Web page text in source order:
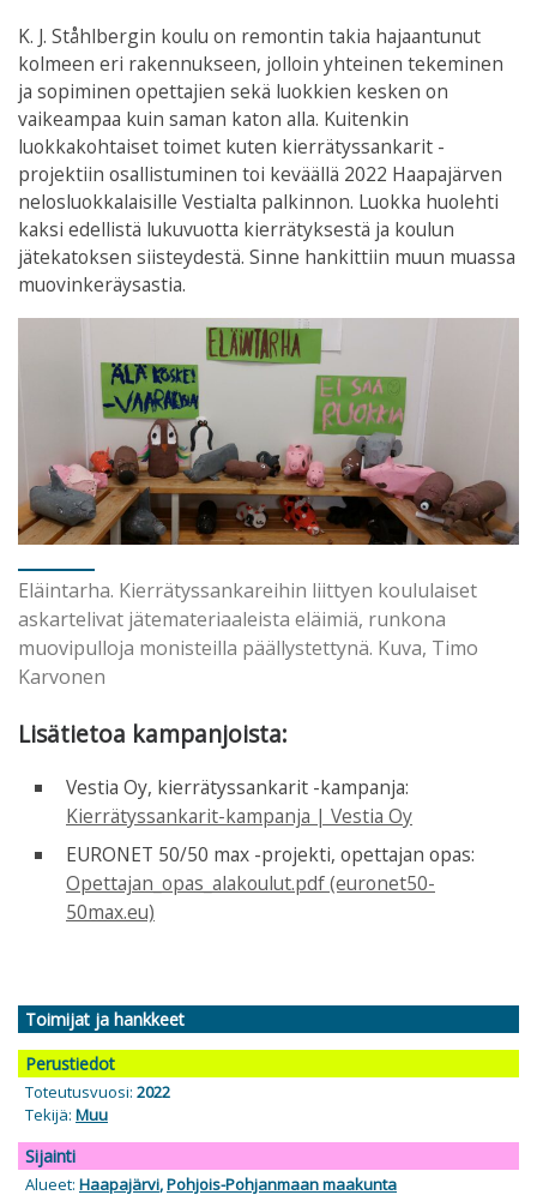
K. J. Ståhlbergin koulu on remontin takia hajaantunut
kolmeen eri rakennukseen, jolloin yhteinen tekeminen
ja sopiminen opettajien sekä luokkien kesken on
vaikeampaa kuin saman katon alla. Kuitenkin
luokkakohtaiset toimet kuten kierrätyssankarit -
projektiin osallistuminen toi keväällä 2022 Haapajärven
nelosluokkalaisille Vestialta palkinnon. Luokka huolehti
kaksi edellistä lukuvuotta kierrätyksestä ja koulun
jätekatoksen siisteydestä. Sinne hankittiin muun muassa
muovinkeräysastia.
Eläintarha. Kierrätyssankareihin liittyen koululaiset
askartelivat jätemateriaaleista eläimiä, runkona
muovipulloja monisteilla päällystettynä. Kuva, Timo
Karvonen
Lisätietoa kampanjoista:
Vestia Oy, kierrätyssankarit -kampanja:
Kierrätyssankarit-kampanja | Vestia Oy
EURONET 50/50 max -projekti, opettajan opas:
Opettajan_opas_alakoulut.pdf (euronet50-
50max.eu)
Toimijat ja hankkeet
Perustiedot
Toteutusvuosi: 2022
Tekijä: Muu
Sijainti
Alueet: Haapajärvi,Pohjois-Pohjanmaan maakunta